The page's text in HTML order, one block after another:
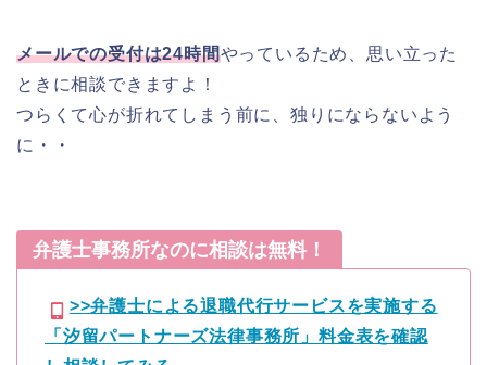
メールでの受付は24時間やっているため、思い立った
ときに相談できますよ！
つらくて心が折れてしまう前に、独りにならないよう
に・・
弁護士事務所なのに相談は無料！
>>弁護士による退職代行サービスを実施する
「汐留パートナーズ法律事務所」料金表を確認